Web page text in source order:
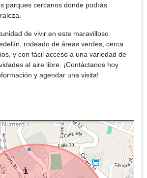
parques cercanos donde podrás
de vivir en este maravilloso
rodeado de áreas verdes, cerca
y con fácil acceso a una variedad de
al aire libre. ¡Contáctanos hoy
y agendar una visita!